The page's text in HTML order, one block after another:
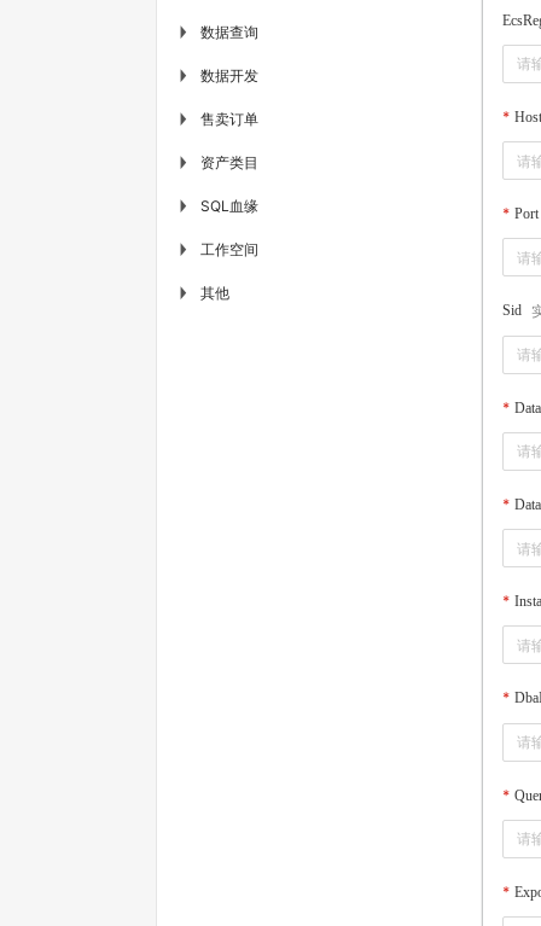
▶ 数据查询
▶ 数据开发
▶ 售卖订单
▶ 资产类目
▶ SQL血缘
▶ 工作空间
▶ 其他
Host
Port
Sid